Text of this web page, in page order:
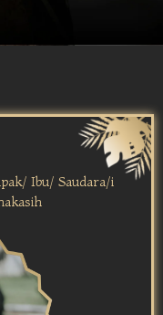
Ibu/ Saudara/i